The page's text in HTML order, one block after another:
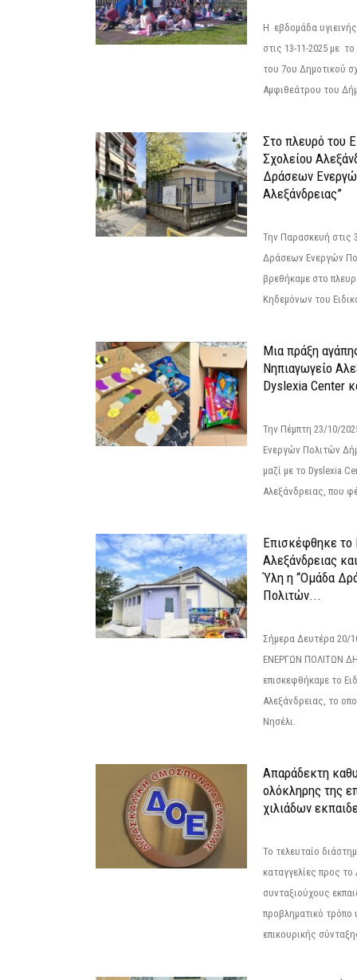
Η εβδομάδα
στις 13-11-2025 με
του 7ου Δημοτικού
Αμφιθεάτρου του
Στο πλευρό του
Σχολείου
Δράσεων
Αλεξάνδρειας”
Την Παρασκευή
Δράσεων Ενεργών
βρεθήκαμε στο
Κηδεμόνων του
Μια πράξη
Νηπιαγωγείο
Dyslexia Center
Την Πέμπτη 23/10/
Ενεργών Πολιτών
μαζί με το Dyslexia
Αλεξάνδρειας, που
Επισκέφθηκε το
Αλεξάνδρειας
Ύλη η “Ομάδα
Πολιτών...
Σήμερα Δευτέρα
ΕΝΕΡΓΩΝ ΠΟΛΙΤΩΝ
επισκεφθήκαμε το
Αλεξάνδρειας, το
Νησέλι.
Απαράδεκτη
ολόκληρης της
χιλιάδων
Το τελευταίο
καταγγελίες προς
συνταξιούχους
προβληματικό τρόπο
επικουρικής